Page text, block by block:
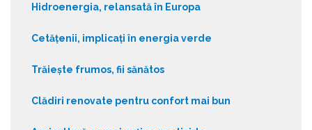
Hidroenergia, relansată în Europa
Cetățenii, implicați în energia verde
Trăiește frumos, fii sănătos
Clădiri renovate pentru confort mai bun